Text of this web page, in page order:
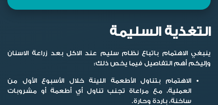
التغذية السليمة
ينبغي الاهتمام باتباع نظام سليم عند الاكل بعد زراعة الاسنان
وإليكم أهم التفاصيل فيما يخص ذلك:
الاهتمام بتناول الأطعمة اللينة خلال الأسبوع الأول من
العملية، مع مراعاة تجنب تناول أي أطعمة أو مشروبات
ساخنة، باردة وحارة.